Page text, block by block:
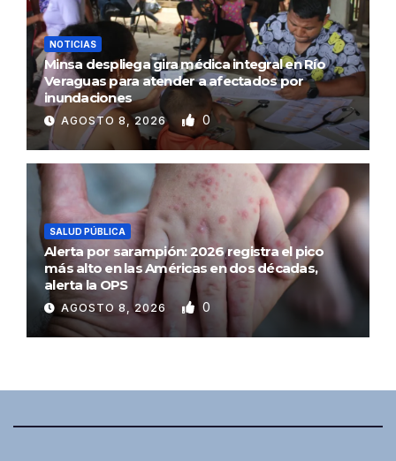
NOTICIAS
Minsa despliega gira médica integral en Río
Veraguas para atender a afectados por
inundaciones
AGOSTO 8, 2026 0
SALUD PÚBLICA
Alerta por sarampión: 2026 registra el pico
más alto en las Américas en dos décadas,
alerta la OPS
AGOSTO 8, 2026 0